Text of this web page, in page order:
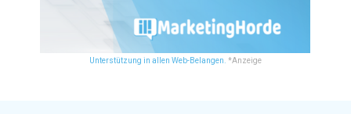
Unterstützung in allen Web-Belangen. *Anzeige